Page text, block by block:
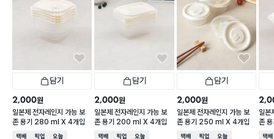
담기
2,000원
일본제 전자레인지 가능 보
존 용기 280 ml X 4개입
택배배송매장픽업오늘배송
담기
2,000원
일본제 전자레인지 가능 보
존 용기 200 ml X 4개입
택배배송매장픽업오늘배송
담기
2,000원
일본제 전자레인지 가능 보
존 용기 250 ml X 4개입
택배배송매장픽업오늘배송
일본
존
택배